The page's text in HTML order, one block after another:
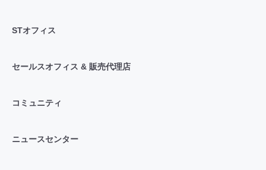
STオフィス
セールスオフィス & 販売代理店
コミュニティ
ニュースセンター